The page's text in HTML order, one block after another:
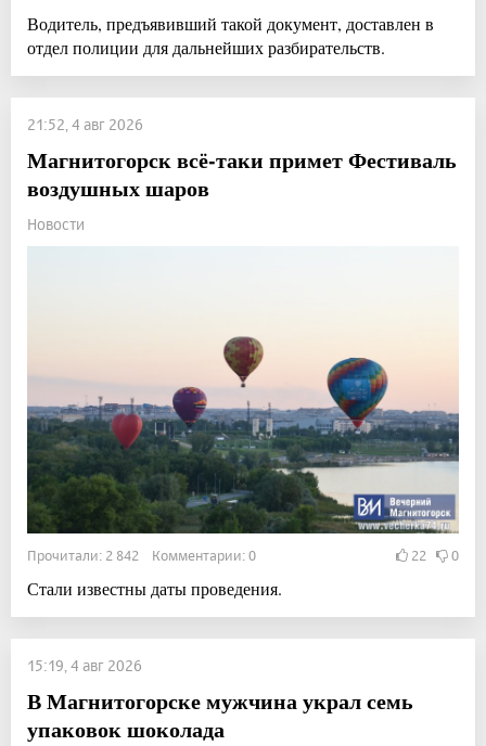
Водитель, предъявивший такой документ, доставлен в
отдел полиции для дальнейших разбирательств.
21:52, 4 авг 2026
Магнитогорск всё-таки примет Фестиваль
воздушных шаров
Новости
Прочитали: 2 842 Комментарии: 0 22 0
Стали известны даты проведения.
15:19, 4 авг 2026
В Магнитогорске мужчина украл семь
упаковок шоколада